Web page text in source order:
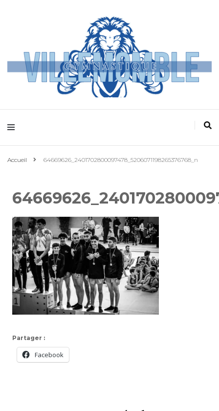
Villemomble
Gymnastique
Accueil 64669626_2401702800097478_5206071198265376768_n
Partager :
Facebook